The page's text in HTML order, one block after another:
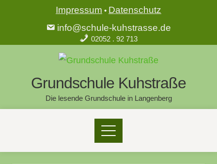
Impressum • Datenschutz
info@schule-kuhstrasse.de
02052 . 92 713
Grundschule Kuhstraße
Die lesende Grundschule in Langenberg